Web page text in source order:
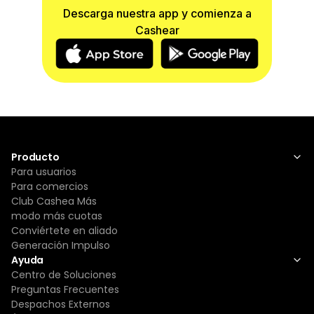
TELEVISORES, el despachador de la tienda está
en la obligación de mostrar al cliente las
condiciones físicas (ENCENDIDO, PANTALLA,
BOTON, ENCHUFE Y ACCESORIOS) ya que por
defectos físicos solo se cambiarán al momento
de la entrega del producto.
N° 1 del presente documento.
Celulares: GENERALES 1 MES/SAMSUNG Y APPLE
2 MESES.
Laptops y pc: 1 MES.Tv y monitores: 15 DIAS
Consolas y router: 1 MES
Impresoras: 1 MES
Cámaras y cornetas: 1 MES
Artíuclos hogar y otros: 15 DIAS
Aire Acondicionado: 1 MES (ciertas condiciones
aplican)
Accesorios tales como audífonos, controles,
Descarga nuestra app y comienza a
Cashear
Producto
Para usuarios
Para comercios
Club Cashea Más
modo más cuotas
Conviértete en aliado
Generación Impulso
Ayuda
Centro de Soluciones
Preguntas Frecuentes
Despachos Externos